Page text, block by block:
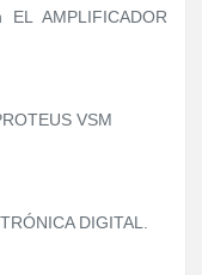
EL AMPLIFICADOR
VSM
DIGITAL.